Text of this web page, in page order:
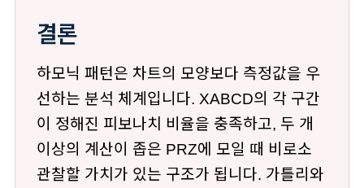
결론
하모닉 패턴은 차트의 모양보다 측정값을 우
선하는 분석 체계입니다. XABCD의 각 구간
이 정해진 피보나치 비율을 충족하고, 두 개
이상의 계산이 좁은 PRZ에 모일 때 비로소
관찰할 가치가 있는 구조가 됩니다. 가틀리와